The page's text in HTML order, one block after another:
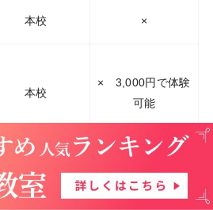
本校 ×
本校
× 3,000円で体験
可能
い着付け教室は見つかりました